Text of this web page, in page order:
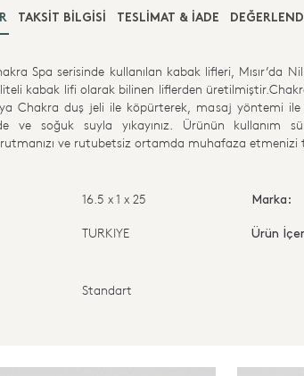
TAKSIT BILGISI TESLIMAT & İADE
Spa serisinde kullanılan kabak lifleri, Mısır’da
kabak lifi olarak bilinen liflerden
Chakra duş jeli ile köpürterek, masaj yöntemi ile
ve soğuk suyla yıkayınız. Ürünün kullanım
ve rutubetsiz ortamda muhafaza etmenizi
16.5 x 1 x 25 Marka:
TURKIYE Ürün
Standart